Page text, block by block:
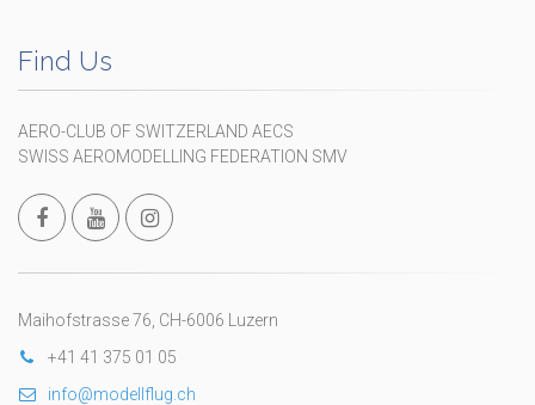
Find Us
AERO-CLUB OF SWITZERLAND AECS
SWISS AEROMODELLING FEDERATION SMV
Maihofstrasse 76, CH-6006 Luzern
+41 41 375 01 05
info@modellflug.ch